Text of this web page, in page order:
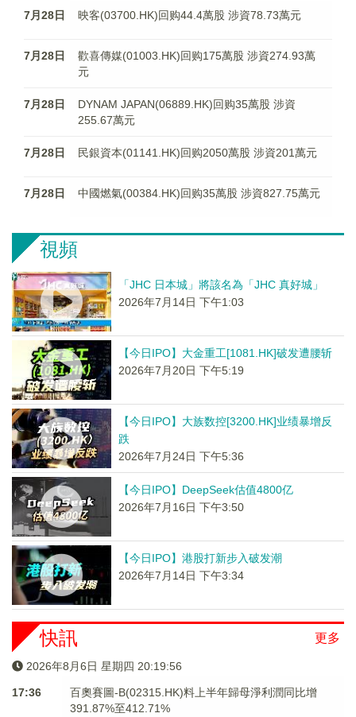
7月28日 映客(03700.HK)回购44.4萬股 涉資78.73萬元
7月28日
歡喜傳媒(01003.HK)回购175萬股 涉資274.93萬
元
7月28日
DYNAM JAPAN(06889.HK)回购35萬股 涉資
255.67萬元
7月28日 民銀資本(01141.HK)回购2050萬股 涉資201萬元
7月28日 中國燃氣(00384.HK)回购35萬股 涉資827.75萬元
視頻
「JHC 日本城」將該名為「JHC 真好城」
2026年7月14日 下午1:03
【今日IPO】大金重工[1081.HK]破发遭腰斩
2026年7月20日 下午5:19
【今日IPO】大族数控[3200.HK]业绩暴增反
跌
2026年7月24日 下午5:36
【今日IPO】DeepSeek估值4800亿
2026年7月16日 下午3:50
【今日IPO】港股打新步入破发潮
2026年7月14日 下午3:34
更多
快訊
2026年8月6日 星期四 20:19:56
17:36
百奧賽圖-B(02315.HK)料上半年歸母淨利潤同比增
391.87%至412.71%